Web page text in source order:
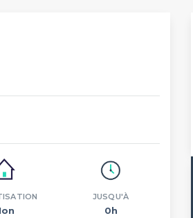
JUSQU'À
0h